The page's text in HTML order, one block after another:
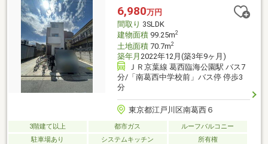
気軽にご予約ください■資料請求・住宅ローンのご相談・内覧希
望等はお気軽にお問い合わせください！
6,980万円
間取り 3SLDK
建物面積99.25m2
土地面積70.7m2
築年月 2022年12月(築3年9ヶ月)
ＪＲ京葉線 葛西臨海公園駅 バス7
分/「南葛西中学校前」バス停 停歩3
分
東京都江戸川区南葛西６
3階建て以上 都市ガス
ルーフバルコニー
駐車場あり
システムキッチン 所有権